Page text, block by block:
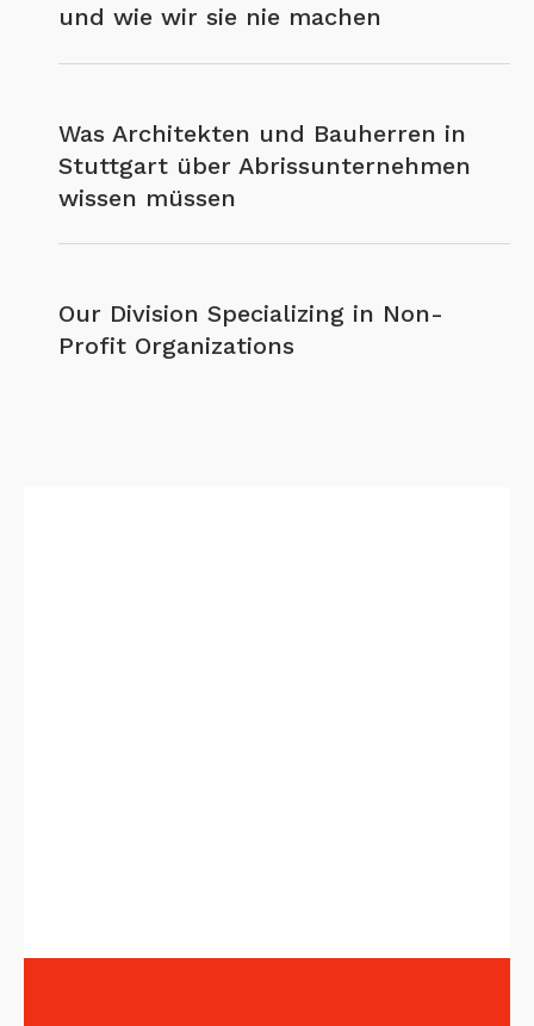
und wie wir sie nie machen
Was Architekten und Bauherren in
Stuttgart über Abrissunternehmen
wissen müssen
Our Division Specializing in Non-
Profit Organizations